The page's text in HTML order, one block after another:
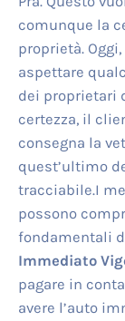
comunque la
proprietà.
aspettare
dei proprietari
certezza, il
consegna la
quest’ultimo
tracciabile.I
possono
fondamentali
Immediato
pagare in
avere l’auto